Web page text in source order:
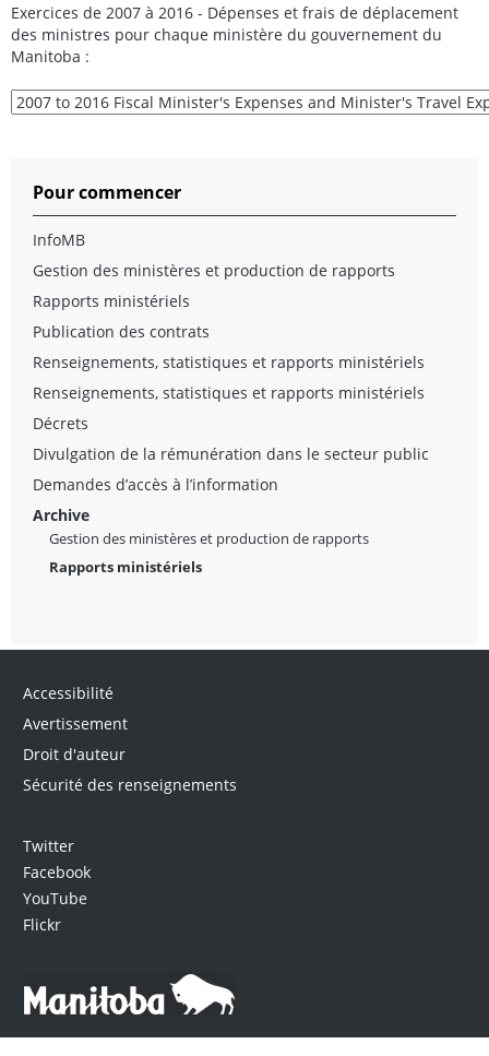
Exercices de 2007 à 2016 - Dépenses et frais de déplacement
des ministres pour chaque ministère du gouvernement du
Manitoba :
Pour commencer
InfoMB
Gestion des ministères et production de rapports
Rapports ministériels
Publication des contrats
Renseignements, statistiques et rapports ministériels
Renseignements, statistiques et rapports ministériels
Décrets
Divulgation de la rémunération dans le secteur public
Demandes d’accès à l’information
Archive
Gestion des ministères et production de rapports
Rapports ministériels
Accessibilité
Avertissement
Droit d'auteur
Sécurité des renseignements
Twitter
Facebook
YouTube
Flickr